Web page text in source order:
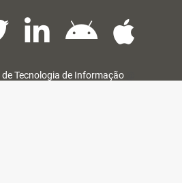
Tecnologia de Informação